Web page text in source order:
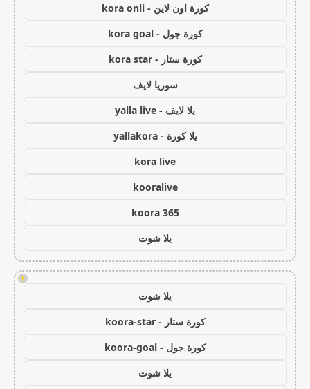
كورة اون لاين - kora onli
كورة جول - kora goal
كورة ستار - kora star
سوريا لايف
يلا لايف - yalla live
يلا كورة - yallakora
kora live
kooralive
koora 365
يلا شوت
!
يلا شوت
كورة ستار - koora-star
كورة جول - koora-goal
يلا شوت